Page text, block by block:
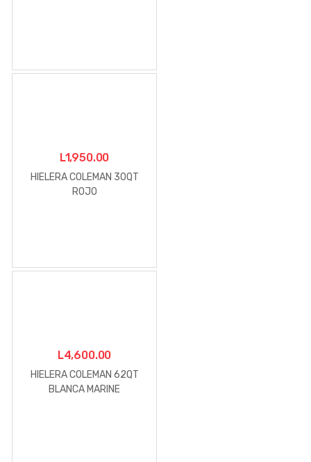
L1,950.00
HIELERA COLEMAN 30QT
ROJO
L4,600.00
HIELERA COLEMAN 62QT
BLANCA MARINE